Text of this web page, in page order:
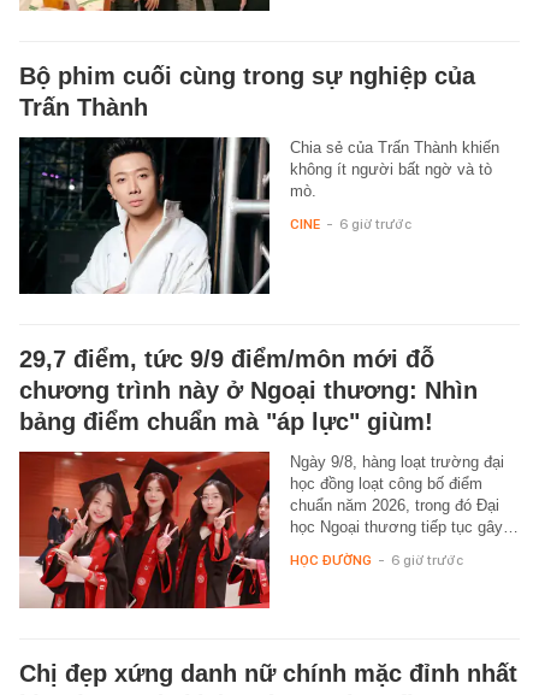
Bộ phim cuối cùng trong sự nghiệp của
Trấn Thành
Chia sẻ của Trấn Thành khiến
không ít người bất ngờ và tò
mò.
CINE - 6 giờ trước
29,7 điểm, tức 9/9 điểm/môn mới đỗ
chương trình này ở Ngoại thương: Nhìn
bảng điểm chuẩn mà "áp lực" giùm!
Ngày 9/8, hàng loạt trường đại
học đồng loạt công bố điểm
chuẩn năm 2026, trong đó Đại
học Ngoại thương tiếp tục gây…
HỌC ĐƯỜNG - 6 giờ trước
Chị đẹp xứng danh nữ chính mặc đỉnh nhất